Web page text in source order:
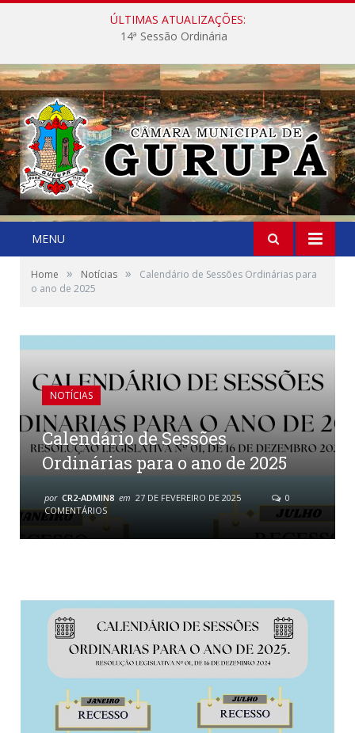
ÚLTIMAS ATUALIZAÇÕES:
14ª Sessão Ordinária
MENU
Home » Notícias »
Calendário de Sessões Ordinárias para
o ano de 2025
NOTÍCIAS
Calendário de Sessões
Ordinárias para o ano de 2025
por CR2-ADMIN8 em 27 DE FEVEREIRO DE 2025
0
COMENTÁRIOS